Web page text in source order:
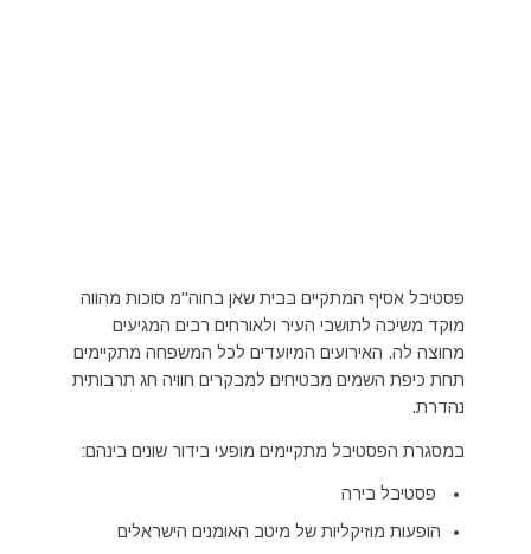
פסטיבל אסיף המתקיים בבית שאן בחוה"מ סוכות מהווה
מוקד משיכה לתושבי העיר ולאורחים רבים המגיעים
מחוצה לה. האירועים המיועדים לכל המשפחה מתקיימים
תחת כיפת השמים מבטיחים למבקרים חוויה חג תרבותית
נהדרת.
במסגרת הפסטיבל מתקיימים מופעי בידור שונים בינהם:
פסטיבל בירה
הופעות מוזיקליות של מיטב האומנים הישראלים